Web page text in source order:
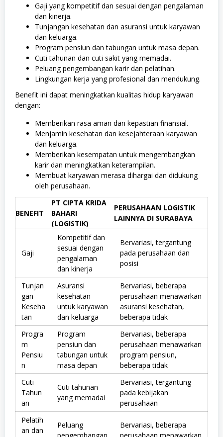
Gaji yang kompetitif dan sesuai dengan pengalaman
dan kinerja.
Tunjangan kesehatan dan asuransi untuk karyawan
dan keluarga.
Program pensiun dan tabungan untuk masa depan.
Cuti tahunan dan cuti sakit yang memadai.
Peluang pengembangan karir dan pelatihan.
Lingkungan kerja yang profesional dan mendukung.
Benefit ini dapat meningkatkan kualitas hidup karyawan
dengan:
Memberikan rasa aman dan kepastian finansial.
Menjamin kesehatan dan kesejahteraan karyawan
dan keluarga.
Memberikan kesempatan untuk mengembangkan
karir dan meningkatkan keterampilan.
Membuat karyawan merasa dihargai dan didukung
oleh perusahaan.
BENEFIT
PT CIPTA KRIDA
BAHARI
(LOGISTIK)
PERUSAHAAN LOGISTIK
LAINNYA DI SURABAYA
Gaji
Kompetitif dan
sesuai dengan
pengalaman
dan kinerja
Bervariasi, tergantung
pada perusahaan dan
posisi
Tunjan
gan
Keseha
tan
Asuransi
kesehatan
untuk karyawan
dan keluarga
Bervariasi, beberapa
perusahaan menawarkan
asuransi kesehatan,
beberapa tidak
Progra
m
Pensiu
n
Program
pensiun dan
tabungan untuk
masa depan
Bervariasi, beberapa
perusahaan menawarkan
program pensiun,
beberapa tidak
Cuti
Tahun
an
Cuti tahunan
yang memadai
Bervariasi, tergantung
pada kebijakan
perusahaan
Pelatih
an dan
Peluang
Bervariasi, beberapa